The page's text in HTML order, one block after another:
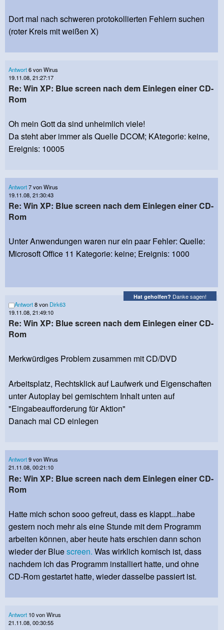
Dort mal nach schweren protokollierten Fehlern suchen
(roter Kreis mit weißen X)
Antwort6 von Wirus
19.11.08, 21:27:17
Re: Win XP: Blue screen nach dem Einlegen einer CD-
Rom
Oh mein Gott da sind unheimlich viele!
Da steht aber immer als Quelle DCOM; KAtegorie: keine,
Ereignis: 10005
Antwort7 von Wirus
19.11.08, 21:30:43
Re: Win XP: Blue screen nach dem Einlegen einer CD-
Rom
Unter Anwendungen waren nur ein paar Fehler: Quelle:
Microsoft Office 11 Kategorie: keine; Ereignis: 1000
Hat geholfen? Danke sagen!
Antwort8 von Dirk63
19.11.08, 21:49:10
Re: Win XP: Blue screen nach dem Einlegen einer CD-
Rom
Merkwürdiges Problem zusammen mit CD/DVD
Arbeitsplatz, Rechtsklick auf Laufwerk und Eigenschaften
unter Autoplay bei gemischtem Inhalt unten auf
"Eingabeaufforderung für Aktion"
Danach mal CD einlegen
Antwort9 von Wirus
21.11.08, 00:21:10
Re: Win XP: Blue screen nach dem Einlegen einer CD-
Rom
Hatte mich schon sooo gefreut, dass es klappt...habe
gestern noch mehr als eine Stunde mit dem Programm
arbeiten können, aber heute hats erschien dann schon
wieder der Bluescreen. Was wirklich komisch ist, dass
nachdem ich das Programm installiert hatte, und ohne
CD-Rom gestartet hatte, wieder dasselbe passiert ist.
Antwort 10 von Wirus
21.11.08, 00:30:55